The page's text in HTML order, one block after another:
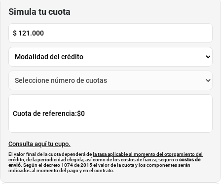
Simula tu cuota
$ 121.000
Cuota de referencia:$0
Consulta aquí tu cupo.
El valor final de la cuota dependerá de la tasa aplicable al momento del otorgamiento del
crédito , de la periodicidad elegida, así como de los costos de fianza, seguro ocostos de
envió. Según el decreto 1074 de 2015 el valor de la cuota y los componentes serán
indicados al momento del pago y en el contrato.